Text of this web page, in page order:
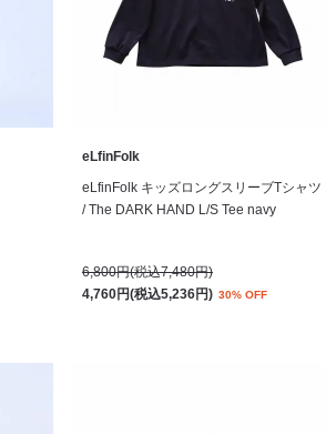
eLfinFolk
eLfinFolk キッズロングスリーブTシャツ
/ The DARK HAND L/S Tee navy
6,800円(税込7,480円)
4,760円(税込5,236円) 30% OFF